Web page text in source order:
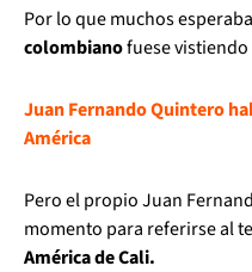
Por lo que muchos
colombianofuese vistiendo
Juan Fernando Quintero
América
Pero el propio Juan
momento para referirse al
América de Cali.